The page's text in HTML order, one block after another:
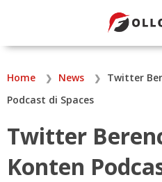
Home News
Twitter
Podcast di Spaces
Twitter
Konten